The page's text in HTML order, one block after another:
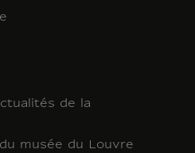
de la
musée du Louvre